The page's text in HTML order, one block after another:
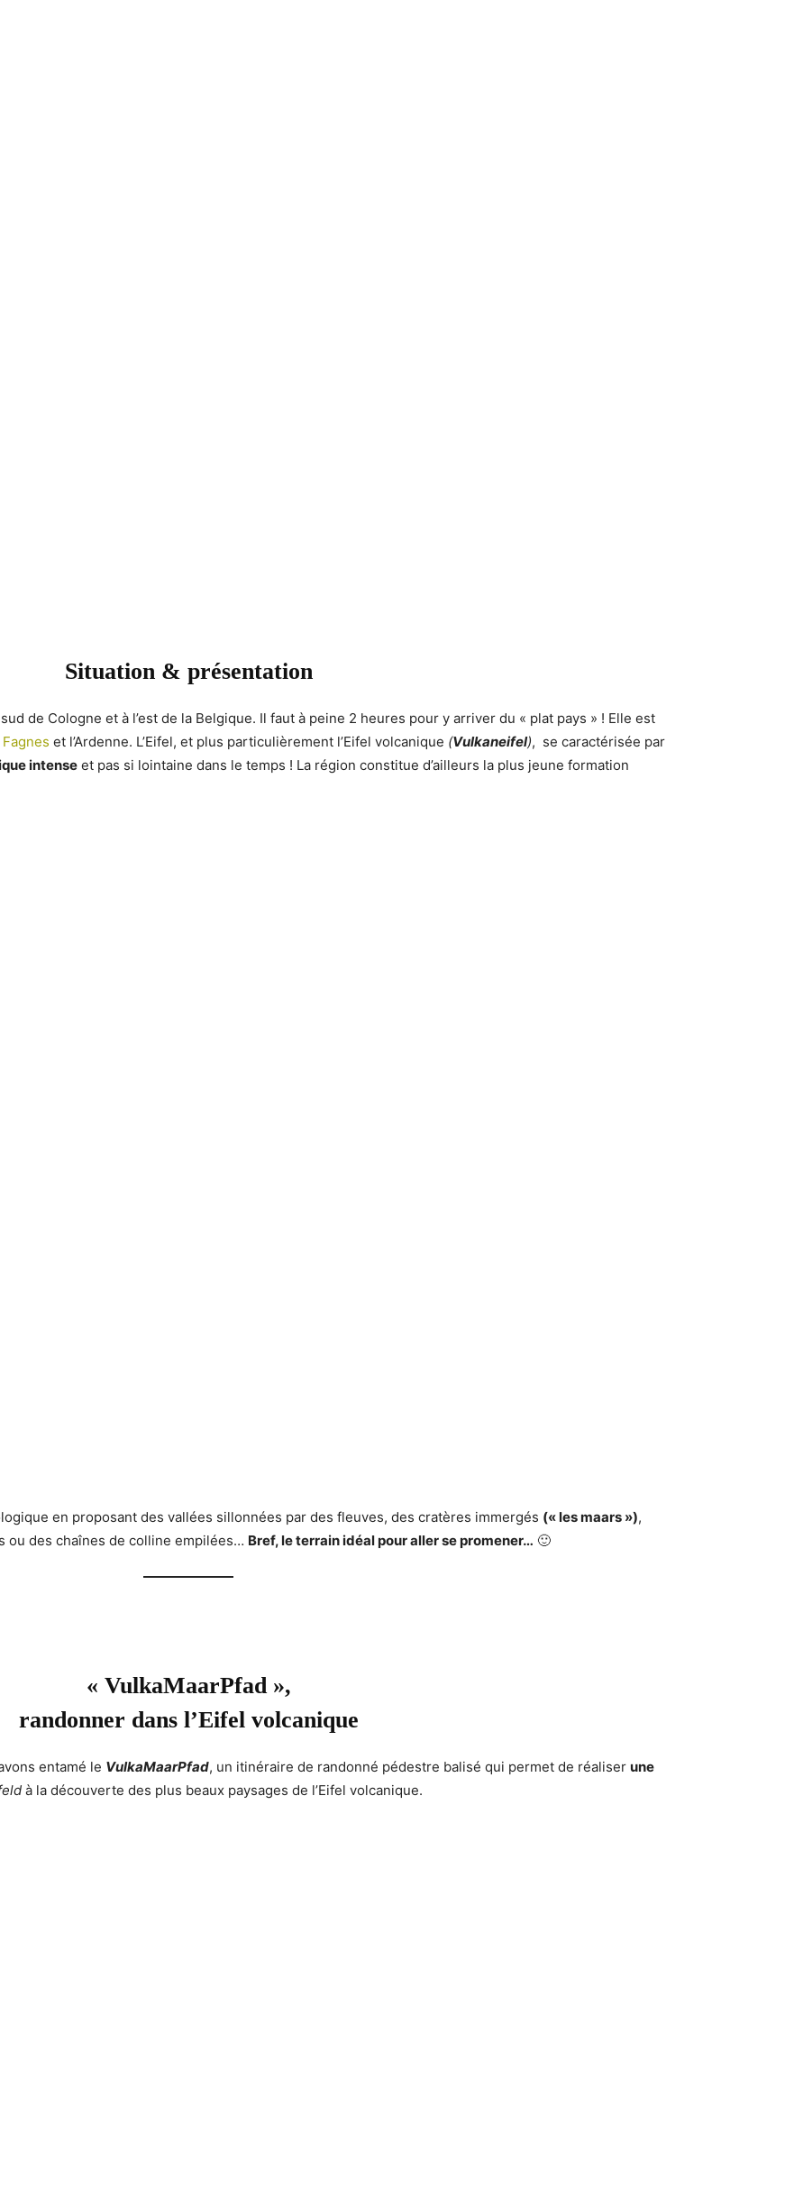
Situation & présentation
de Cologne et à l’est de la Belgique. Il faut à peine 2 heures pour y arriver du « plat pays » ! Elle est
et l’Ardenne. L’Eifel, et plus particulièrement l’Eifel volcanique (Vulkaneifel), se caractérisée par
intense et pas si lointaine dans le temps ! La région constitue d’ailleurs la plus jeune formation
en proposant des vallées sillonnées par des fleuves, des cratères immergés (« les maars »),
ou des chaînes de colline empilées… Bref, le terrain idéal pour aller se promener… 🙂
« VulkaMaarPfad »,
randonner dans l’Eifel volcanique
entamé le VulkaMaarPfad, un itinéraire de randonné pédestre balisé qui permet de réaliser une
à la découverte des plus beaux paysages de l’Eifel volcanique.